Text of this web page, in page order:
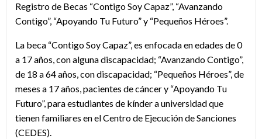
Registro de Becas “Contigo Soy Capaz”, “Avanzando
Contigo”, “Apoyando Tu Futuro” y “Pequeños Héroes”.
La beca “Contigo Soy Capaz”, es enfocada en edades de 0
a 17 años, con alguna discapacidad; “Avanzando Contigo”,
de 18 a 64 años, con discapacidad; “Pequeños Héroes”, de
meses a 17 años, pacientes de cáncer y “Apoyando Tu
Futuro”, para estudiantes de kínder a universidad que
tienen familiares en el Centro de Ejecución de Sanciones
(CEDES).